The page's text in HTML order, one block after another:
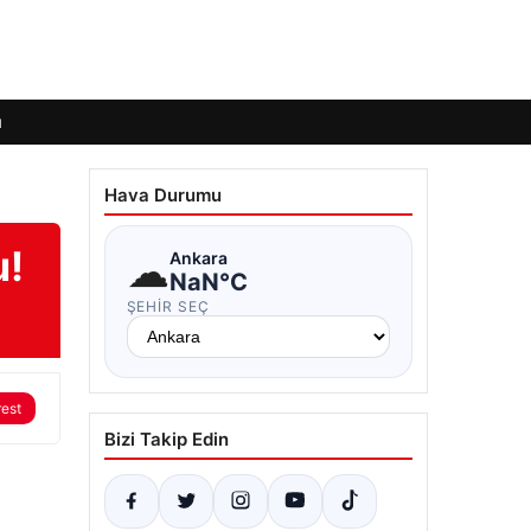
Hava Durumu
☁Ankara
NaN°C
ŞEHIR SEÇ
Bizi Takip Edin